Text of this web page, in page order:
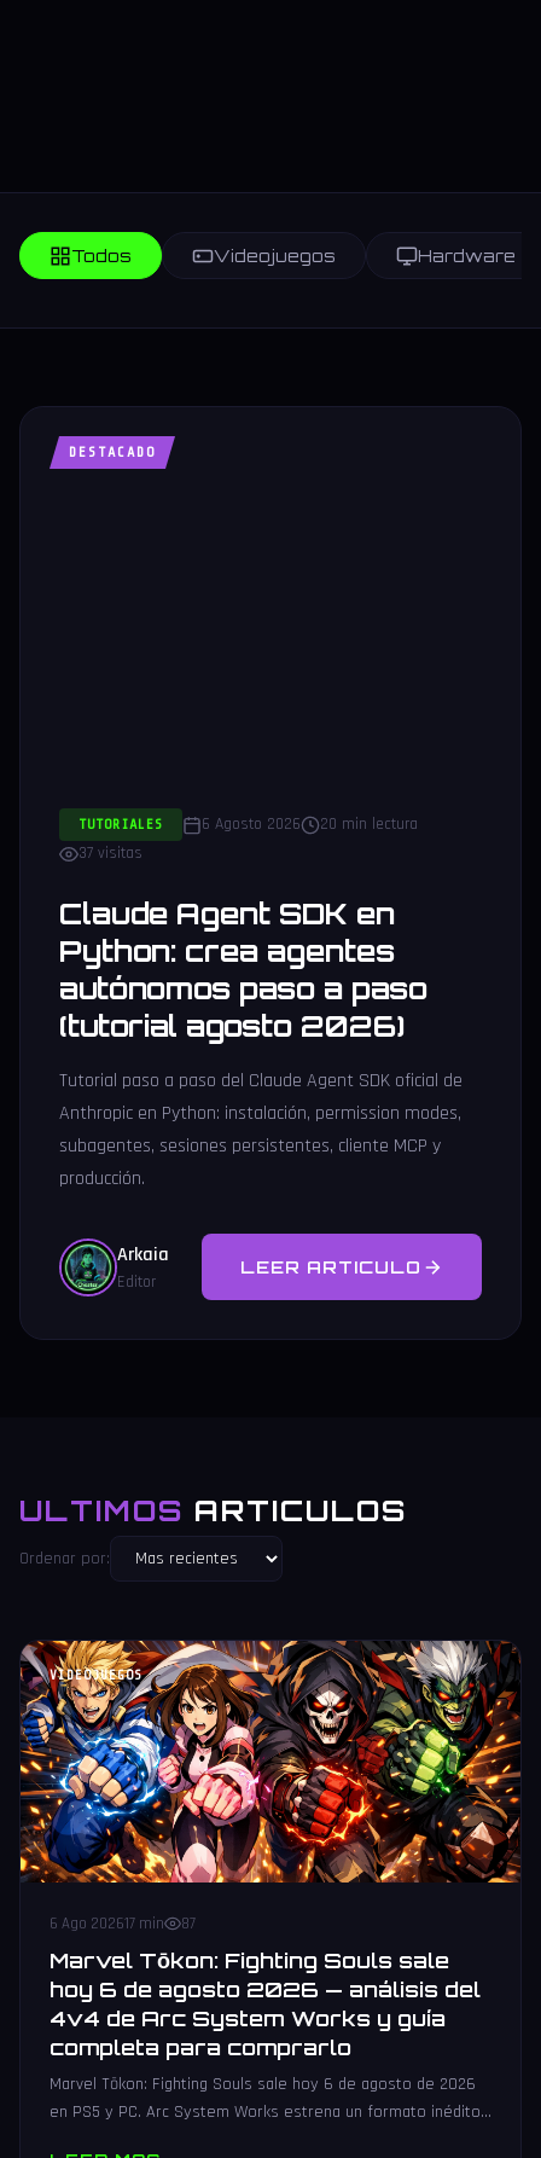
Todos Videojuegos Hardware
DESTACADO
TUTORIALES 6 Agosto 2026
20 min lectura
37 visitas
Claude Agent SDK en
Python: crea agentes
autónomos paso a paso
(tutorial agosto 2026)
Tutorial paso a paso del Claude Agent SDK oficial de
Anthropic en Python: instalación, permission modes,
subagentes, sesiones persistentes, cliente MCP y
producción.
Arkaia
Editor
LEER ARTICULO
ULTIMOS ARTICULOS
Ordenar por:
VIDEOJUEGOS
6 Ago 202617 min 87
Marvel Tōkon: Fighting Souls sale
hoy 6 de agosto 2026 — análisis del
4v4 de Arc System Works y guía
completa para comprarlo
Marvel Tōkon: Fighting Souls sale hoy 6 de agosto de 2026
en PS5 y PC. Arc System Works estrena un formato inédito